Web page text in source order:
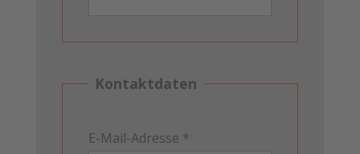
Kontaktdaten
E-Mail-Adresse *